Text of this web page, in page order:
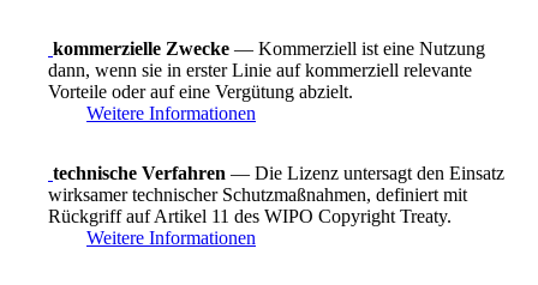
kommerzielle Zwecke — Kommerziell ist eine Nutzung
dann, wenn sie in erster Linie auf kommerziell relevante
Vorteile oder auf eine Vergütung abzielt.
Weitere Informationen
technische Verfahren — Die Lizenz untersagt den Einsatz
wirksamer technischer Schutzmaßnahmen, definiert mit
Rückgriff auf Artikel 11 des WIPO Copyright Treaty.
Weitere Informationen